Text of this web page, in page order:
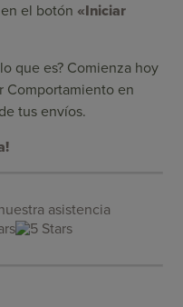
el botón «Iniciar
que es? Comienza hoy
Comportamiento en
tus envíos.
asistencia